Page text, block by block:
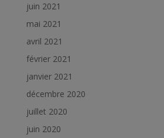
juin 2021
mai 2021
avril 2021
février 2021
janvier 2021
décembre 2020
juillet 2020
juin 2020